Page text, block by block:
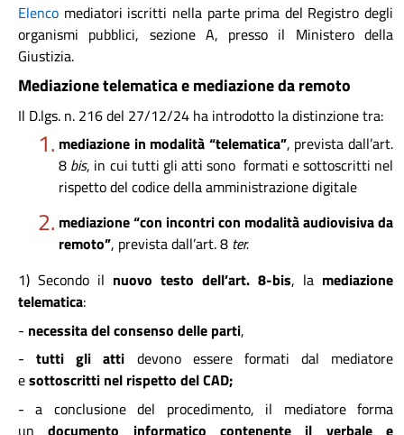
Elenco mediatori iscritti nella parte prima del Registro degli
organismi pubblici, sezione A, presso il Ministero della
Giustizia.
Mediazione telematica e mediazione da remoto
Il D.lgs. n. 216 del 27/12/24 ha introdotto la distinzione tra:
mediazione in modalità “telematica”, prevista dall’art.
8 bis, in cui tutti gli atti sono formati e sottoscritti nel
rispetto del codice della amministrazione digitale​
mediazione “con incontri con modalità audiovisiva da
remoto”, prevista dall’art. 8 ter.
1) Secondo il nuovo testo dell’art. 8-bis, la mediazione
telematica:
- necessita del consenso delle parti,
-tutti gli atti devono essere formati dal mediatore
esottoscritti nel rispetto del CAD;
- a conclusione del procedimento, il mediatore forma
undocumento informatico contenente il verbale e